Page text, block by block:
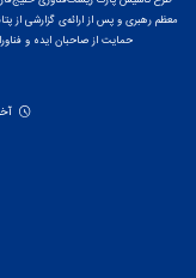
حمایت از صاحبان ایده و